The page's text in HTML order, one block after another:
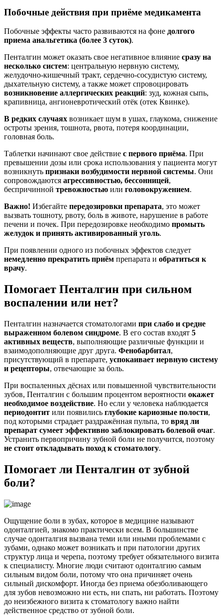
Побочные действия при приёме медикамента
Побочные эффекты часто развиваются на фоне долгого
приема анальгетика (более 3 суток).
Пенталгин может оказать свое негативное влияние сразу на
несколько систем: центральную нервную систему,
желудочно-кишечный тракт, сердечно-сосудистую систему,
дыхательную систему, а также может спровоцировать
возникновение аллергических реакций: зуд, кожная сыпь,
крапивница, ангионевротический отёк (отек Квинке).
В редких случаях возникает шум в ушах, глаукома, снижение
остроты зрения, тошнота, рвота, потеря координации,
головная боль.
Таблетки начинают свое действие с первого приёма. При
превышении дозы или срока использования у пациента могут
возникнуть признаки возбудимости нервной системы. Они
сопровождаются агрессивностью, бессонницей,
беспричинной тревожностью или головокружением.
Важно! Избегайте передозировки препарата, это может
вызвать тошноту, рвоту, боль в животе, нарушение в работе
печени и почек. При передозировке необходимо промыть
желудок и принять активированный уголь.
При появлении одного из побочных эффектов следует
немедленно прекратить приём препарата и обратиться к
врачу.
Помогает Пенталгин при сильном
воспалении или нет?
Пенталгин назначается стоматологами при слабо и средне
выраженном болевом синдроме. В его состав входят 5
активных веществ, выполняющие различные функции и
взаимодополняющие друг друга. Фенобарбитал,
присутствующий в препарате, успокаивает нервную систему
и рецепторы, отвечающие за боль.
При воспаленных дёснах или повышенной чувствительности
зубов, Пенталгин с большим процентом вероятности окажет
необходимое воздействие. Но если у человека наблюдается
периодонтит или появились глубокие кариозные полости,
под которыми страдает раздражённая пульпа, то вряд ли
препарат сумеет эффективно заблокировать болевой очаг.
Устранить первопричину зубной боли не получится, поэтому
не стоит откладывать поход к стоматологу.
Помогает ли Пенталгин от зубной
боли?
Ощущение боли в зубах, которое в медицине называют
одонталгией, знакомо практически всем. В большинстве
случае одонталгия вызвана теми или иными проблемами с
зубами, однако может возникать и при патологии других
структур лица и черепа, поэтому требует обязательного визита
к специалисту. Многие люди считают одонталгию самым
сильным видом боли, потому что она причиняет очень
сильный дискомфорт. Иногда без приема обезболивающего
для зубов невозможно ни есть, ни спать, ни работать. Поэтому
до неизбежного визита к стоматологу важно найти
действенное средство от зубной боли.